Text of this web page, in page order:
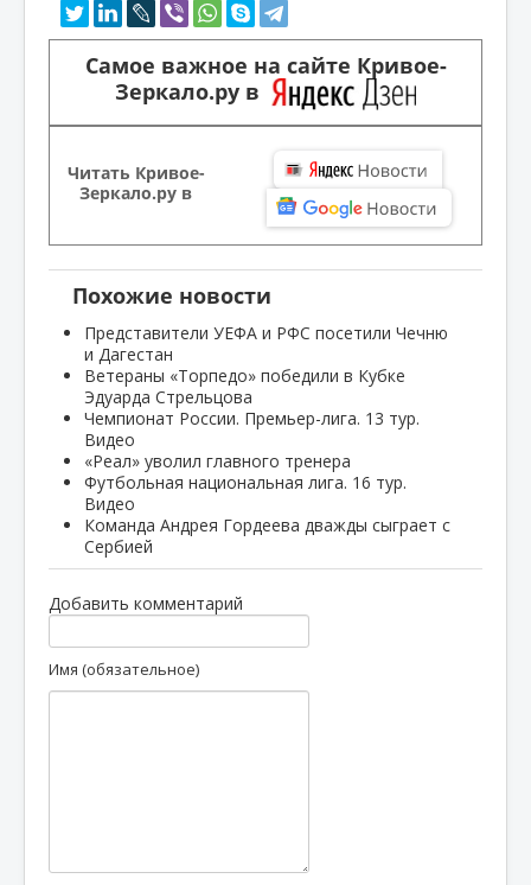
Самое важное на сайте Кривое-
Зеркало.ру в
Читать Кривое-
Зеркало.ру в
Похожие новости
Представители УЕФА и РФС посетили Чечню
и Дагестан
Ветераны «Торпедо» победили в Кубке
Эдуарда Стрельцова
Чемпионат России. Премьер-лига. 13 тур.
Видео
«Реал» уволил главного тренера
Футбольная национальная лига. 16 тур.
Видео
Команда Андрея Гордеева дважды сыграет с
Сербией
Добавить комментарий
Имя (обязательное)